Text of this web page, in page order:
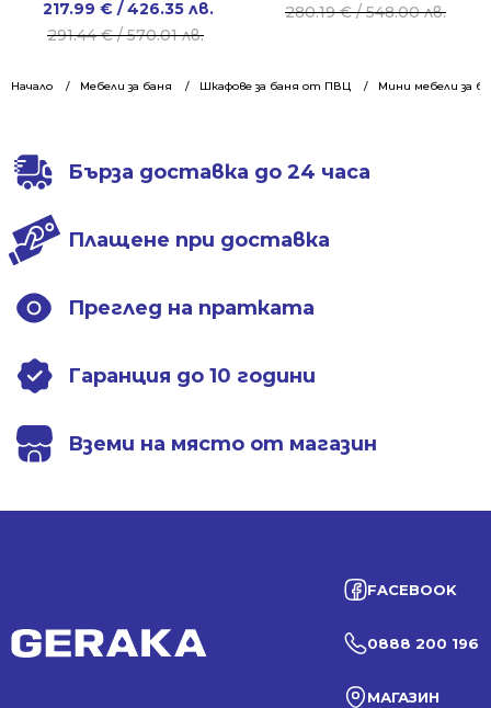
Начало Мебели за баня Шкафове за баня от ПВЦ Мини мебели за
291.44€/ 570.01 лв.
Original
price
291.44 €
217.99 € / 426.35 лв.
Current
price
217.99 €
280.19€/ 548.00 лв.
price
/
price
/
Бърза доставка до 24 часа
Плащене при доставка
Преглед на пратката
Гаранция до 10 години
Вземи на място от магазин
FACEBOOK
0888 200 196
МАГАЗИН